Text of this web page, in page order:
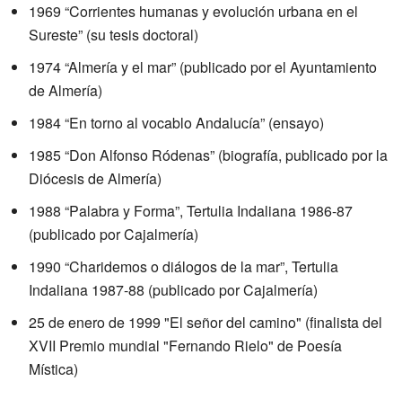
1969 “Corrientes humanas y evolución urbana en el
Sureste” (su tesis doctoral)
1974 “Almería y el mar” (publicado por el Ayuntamiento
de Almería)
1984 “En torno al vocablo Andalucía” (ensayo)
1985 “Don Alfonso Ródenas” (biografía, publicado por la
Diócesis de Almería)
1988 “Palabra y Forma”, Tertulia Indaliana 1986-87
(publicado por Cajalmería)
1990 “Charidemos o diálogos de la mar”, Tertulia
Indaliana 1987-88 (publicado por Cajalmería)
25 de enero de 1999 "El señor del camino" (finalista del
XVII Premio mundial "Fernando Rielo" de Poesía
Mística)